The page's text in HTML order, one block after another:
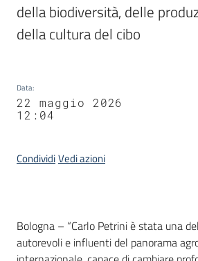
della biodiversità, delle
della cultura del cibo
Data:
22 maggio 2026
12:04
CondividiVedi azioni
Contenuto
Bologna – “Carlo Petrini è stata una
autorevoli e influenti del panorama